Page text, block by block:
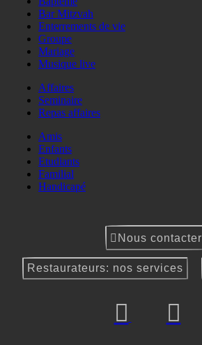
Bar Mitzvah
Enterrements de vie
Groupe
Mariage
Musique live
Affaires
Seminaire
Repas affaires
Amis
Enfants
Etudiants
Familial
Handicapé
Nous contacter
Restaurateurs: nos services